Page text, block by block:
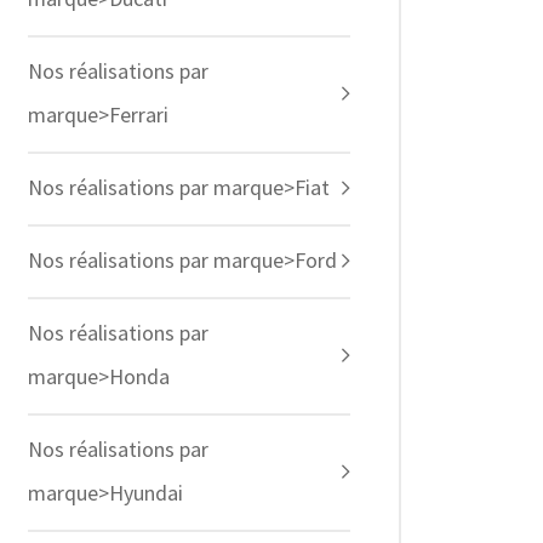
Nos réalisations par
marque>Ferrari
Nos réalisations par marque>Fiat
Nos réalisations par marque>Ford
Nos réalisations par
marque>Honda
Nos réalisations par
marque>Hyundai